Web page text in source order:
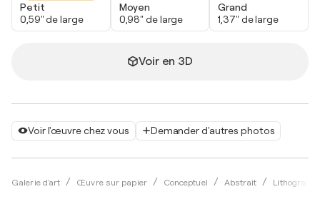
Voir l'œuvre chez vous Demander d'autres photos
Galerie d'art Œuvre sur papier Conceptuel Abstrait
Petit
0,59" de large
Moyen
0,98" de large
Grand
1,37" de large
Voir en 3D